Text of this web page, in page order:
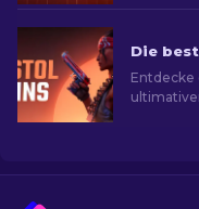
Entdecke